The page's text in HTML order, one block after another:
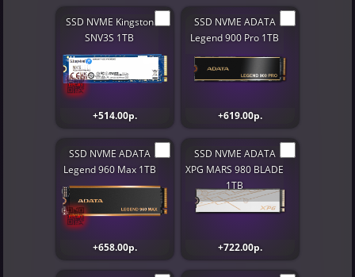
SSD NVME Kingston
SNV3S 1TB
+514.00р.
SSD NVME ADATA
Legend 900 Pro 1TB
+619.00р.
SSD NVME ADATA
Legend 960 Max 1TB
+658.00р.
SSD NVME ADATA
XPG MARS 980 BLADE
1TB
+722.00р.